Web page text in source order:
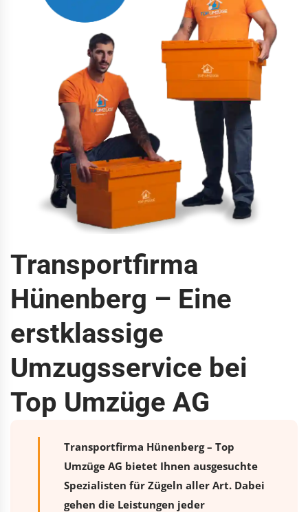
Transportfirma
Hünenberg – Eine
erstklassige
Umzugsservice bei
Top Umzüge AG
Transportfirma Hünenberg – Top
Umzüge AG bietet Ihnen ausgesuchte
Spezialisten für Zügeln aller Art. Dabei
gehen die Leistungen jeder